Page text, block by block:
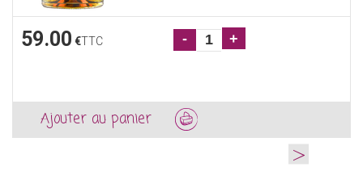
59.00 €TTC - +
Ajouter au panier
>